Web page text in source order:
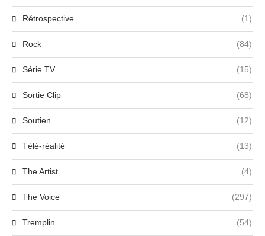
Rétrospective (1)
Rock (84)
Série TV (15)
Sortie Clip (68)
Soutien (12)
Télé-réalité (13)
The Artist (4)
The Voice (297)
Tremplin (54)